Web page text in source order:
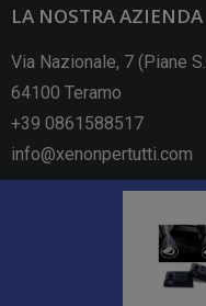
LA NOSTRA AZIENDA
Via Nazionale, 7 (Piane
64100 Teramo
+39 0861588517
info@xenonpertutti.com